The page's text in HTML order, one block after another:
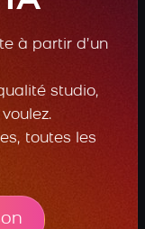
à partir d’un
studio,
toutes les